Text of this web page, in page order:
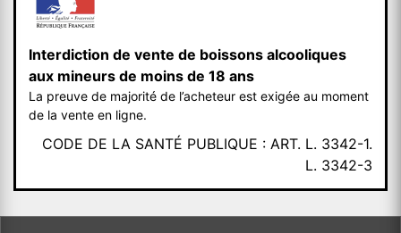
Interdiction de vente de boissons alcooliques
aux mineurs de moins de 18 ans
La preuve de majorité de l’acheteur est exigée au moment
de la vente en ligne.
CODE DE LA SANTÉ PUBLIQUE : ART. L. 3342-1.
L. 3342-3